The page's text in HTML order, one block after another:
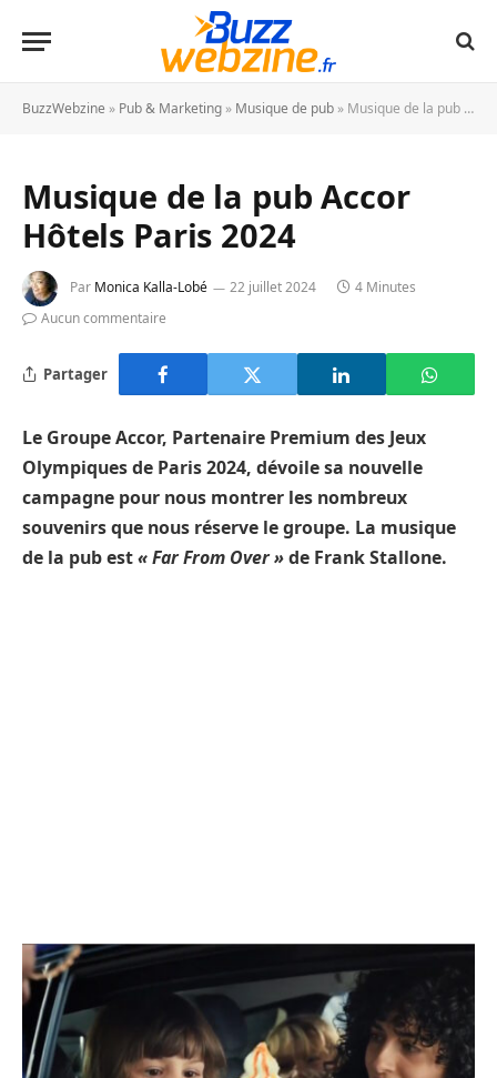
BuzzWebzine » Pub & Marketing » Musique de pub » Musique de la pub Accor Hôtels Paris 2024
Musique de la pub Accor
Hôtels Paris 2024
Par Monica Kalla-Lobé 22 juillet 2024
4 Minutes
Aucun commentaire
Partager
Le Groupe Accor, Partenaire Premium des Jeux
Olympiques de Paris 2024, dévoile sa nouvelle
campagne pour nous montrer les nombreux
souvenirs que nous réserve le groupe. La musique
de la pub est« Far From Over »de Frank Stallone.